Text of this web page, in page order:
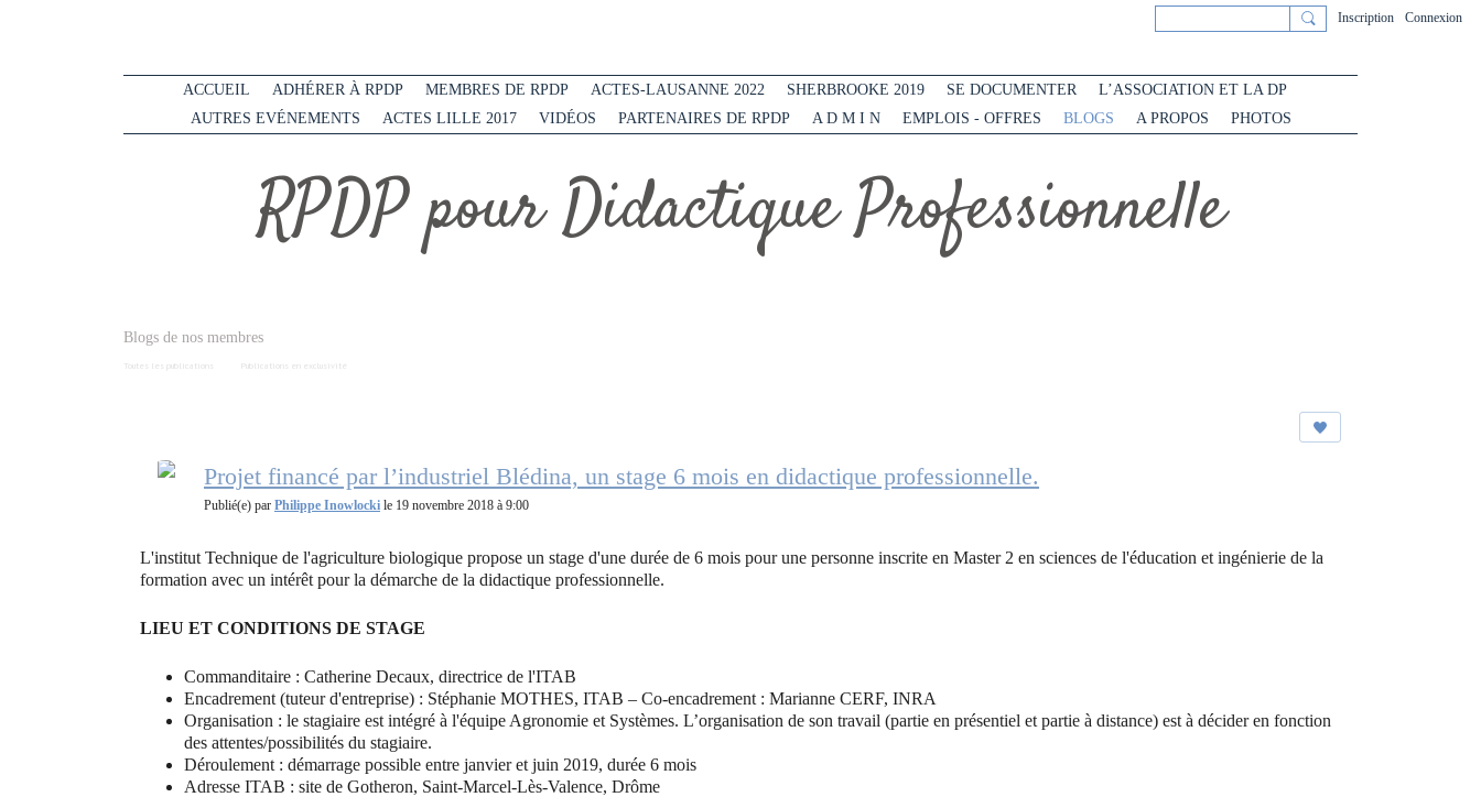
Inscription Connexion
RPDP pour Didactique Professionnelle
ACCUEIL ADHÉRER À RPDP MEMBRES DE RPDP ACTES-LAUSANNE 2022 SHERBROOKE 2019 SE DOCUMENTER
L’ASSOCIATION ET LA DP
AUTRES EVÉNEMENTS
ACTES LILLE 2017 VIDÉOS PARTENAIRES DE RPDP A D M I N EMPLOIS - OFFRES BLOGS A PROPOS PHOTOS
Blogs de nos membres
Toutes les publications Publications en exclusivité
Projet financé par l’industriel Blédina, un stage 6 mois en didactique professionnelle.
Publié(e) par Philippe Inowlocki le 19 novembre 2018 à 9:00
L'institut Technique de l'agriculture biologique propose un stage d'une durée de 6 mois pour une personne inscrite en Master 2 en sciences de l'éducation et ingénierie de la
formation avec un intérêt pour la démarche de la didactique professionnelle.
LIEU ET CONDITIONS DE STAGE
Commanditaire : Catherine Decaux, directrice de l'ITAB
Encadrement (tuteur d'entreprise) : Stéphanie MOTHES, ITAB – Co-encadrement : Marianne CERF, INRA
Organisation : le stagiaire est intégré à l'équipe Agronomie et Systèmes. L’organisation de son travail (partie en présentiel et partie à distance) est à décider en fonction
des attentes/possibilités du stagiaire.
Déroulement : démarrage possible entre janvier et juin 2019, durée 6 mois
Adresse ITAB : site de Gotheron, Saint-Marcel-Lès-Valence, Drôme